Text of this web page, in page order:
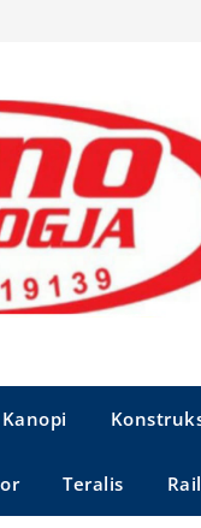
Kanopi
Teralis